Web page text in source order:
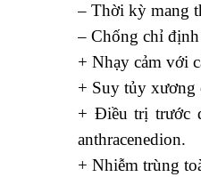
– Thời kỳ mang
– Chống chỉ
+ Nhạy cảm với
+ Suy tủy xương
+ Điều trị trước
anthracenedion.
+ Nhiễm trùng